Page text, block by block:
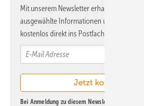
Mit unserem Newsletter erhalten Sie
ausgewählte Informationen und
kostenlos direkt ins Postfach.
Bei Anmeldung zu diesem Newsletter bin ich